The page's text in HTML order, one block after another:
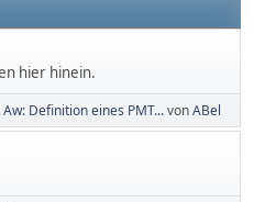
hier hinein.
Aw: Definition eines PMT...vonABel